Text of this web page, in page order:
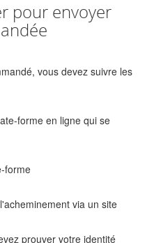
pour envoyer
vous devez suivre les
forme en ligne qui se
forme
via un site
prouver votre identité